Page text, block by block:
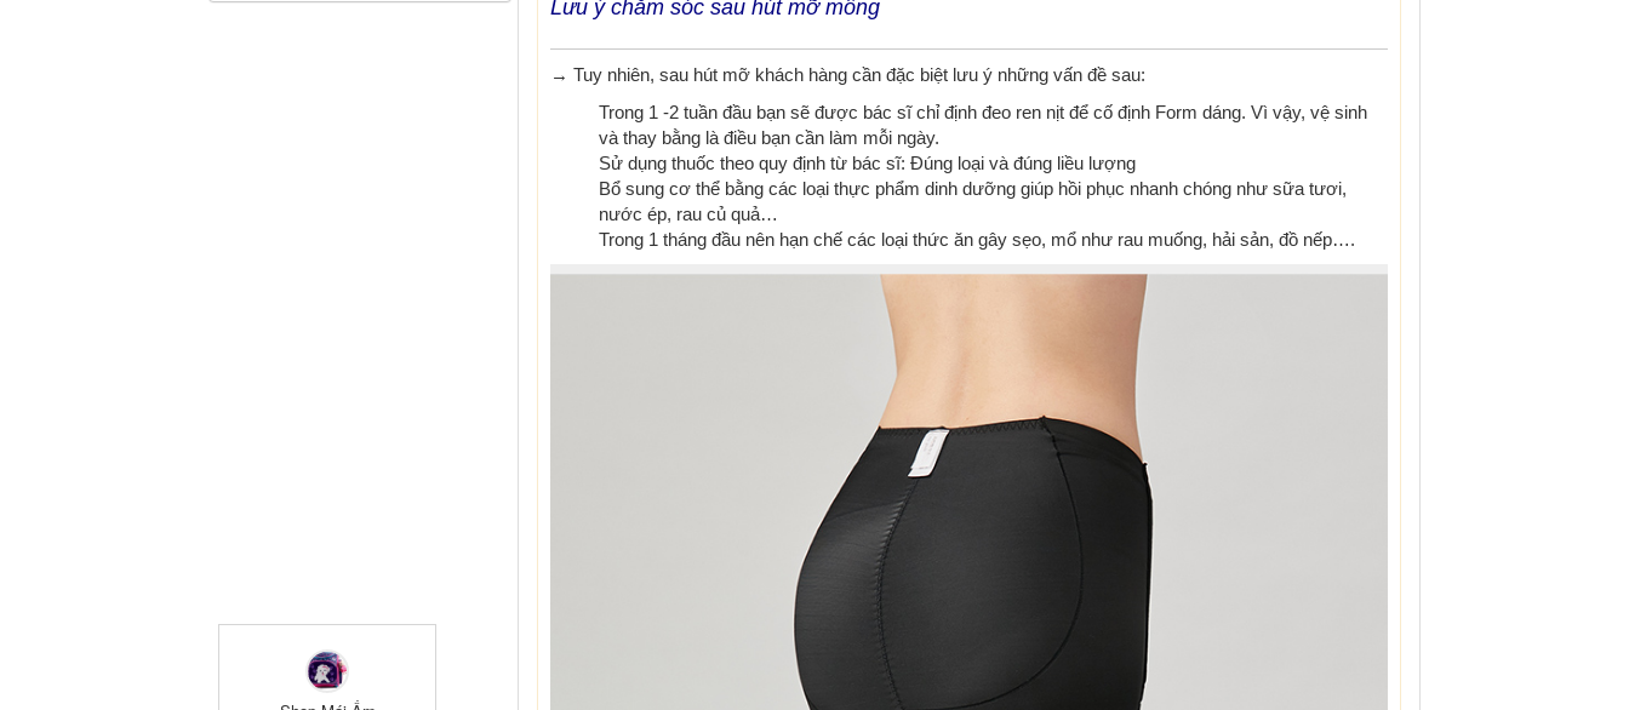
Lưu ý chăm sóc sau hút mỡ mông
→ Tuy nhiên, sau hút mỡ khách hàng cần đặc biệt lưu ý những vấn đề sau:
Trong 1 -2 tuần đầu bạn sẽ được bác sĩ chỉ định đeo ren nịt để cố định Form dáng. Vì vậy, vệ sinh
và thay bằng là điều bạn cần làm mỗi ngày.
Sử dụng thuốc theo quy định từ bác sĩ: Đúng loại và đúng liều lượng
Bổ sung cơ thể bằng các loại thực phẩm dinh dưỡng giúp hồi phục nhanh chóng như sữa tươi,
nước ép, rau củ quả…
Trong 1 tháng đầu nên hạn chế các loại thức ăn gây sẹo, mổ như rau muống, hải sản, đồ nếp….